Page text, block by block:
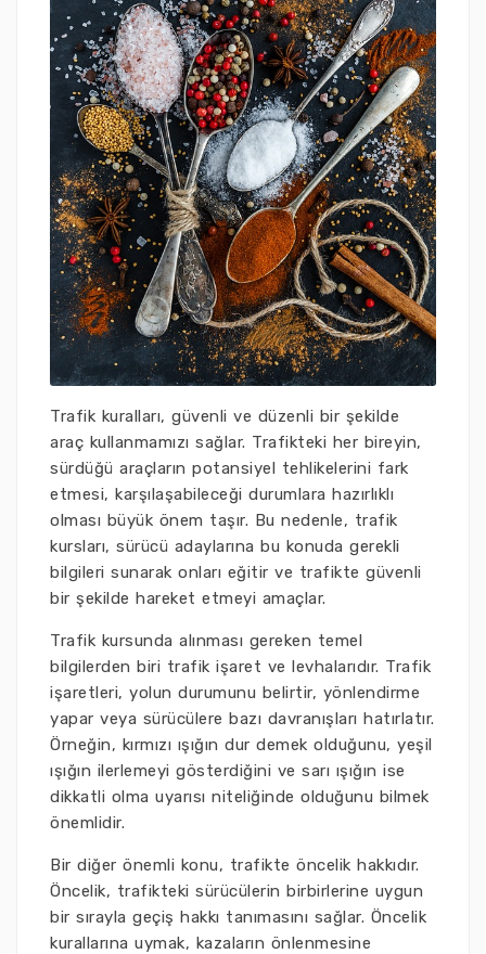
Trafik kuralları, güvenli ve düzenli bir şekilde
araç kullanmamızı sağlar. Trafikteki her bireyin,
sürdüğü araçların potansiyel tehlikelerini fark
etmesi, karşılaşabileceği durumlara hazırlıklı
olması büyük önem taşır. Bu nedenle, trafik
kursları, sürücü adaylarına bu konuda gerekli
bilgileri sunarak onları eğitir ve trafikte güvenli
bir şekilde hareket etmeyi amaçlar.
Trafik kursunda alınması gereken temel
bilgilerden biri trafik işaret ve levhalarıdır. Trafik
işaretleri, yolun durumunu belirtir, yönlendirme
yapar veya sürücülere bazı davranışları hatırlatır.
Örneğin, kırmızı ışığın dur demek olduğunu, yeşil
ışığın ilerlemeyi gösterdiğini ve sarı ışığın ise
dikkatli olma uyarısı niteliğinde olduğunu bilmek
önemlidir.
Bir diğer önemli konu, trafikte öncelik hakkıdır.
Öncelik, trafikteki sürücülerin birbirlerine uygun
bir sırayla geçiş hakkı tanımasını sağlar. Öncelik
kurallarına uymak, kazaların önlenmesine